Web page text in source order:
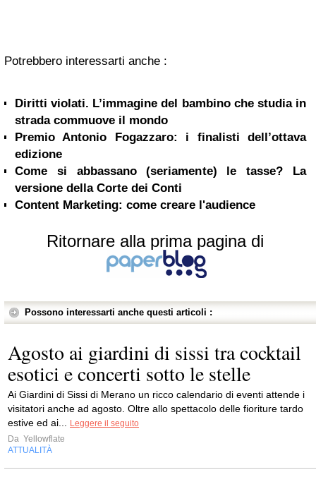
Potrebbero interessarti anche :
Diritti violati. L’immagine del bambino che studia in
strada commuove il mondo
Premio Antonio Fogazzaro: i finalisti dell’ottava
edizione
Come si abbassano (seriamente) le tasse? La
versione della Corte dei Conti
Content Marketing: come creare l'audience
Ritornare alla prima pagina di
Possono interessarti anche questi articoli :
Agosto ai giardini di sissi tra cocktail
esotici e concerti sotto le stelle
Ai Giardini di Sissi di Merano un ricco calendario di eventi attende i
visitatori anche ad agosto. Oltre allo spettacolo delle fioriture tardo
estive ed ai...
Leggere il seguito
Da Yellowflate
ATTUALITÀ